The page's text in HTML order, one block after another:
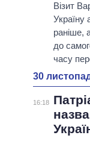
Візит
Україну
раніше,
до
часу
30
16:18